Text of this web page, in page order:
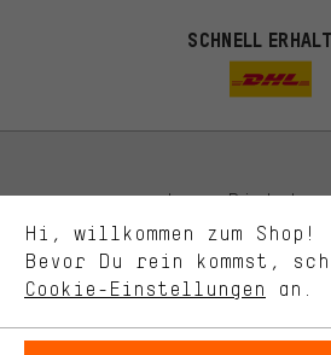
SCHNELL
Lass Dich
Terminbuchung
Kontaktformular
Hi, willkommen zum Shop!
Bevor Du rein kommst,
Cookie-Einstellungen an.
Du bekommst, statt zufälliger
Angebote von uns. Diese Cookies
besser zu erkennen und Dir
Uns interessiert, was Du in
selbst Einfluss auf die Verbesserung
unseres Shop-Angebots.
Dein Shopping-Erlebnis wird